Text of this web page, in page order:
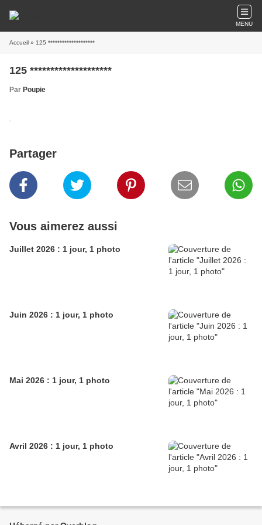
MENU
Accueil » 125 ********************
125 ********************
Par Poupie
Partager
Vous aimerez aussi
Juillet 2026 : 1 jour, 1 photo
Juin 2026 : 1 jour, 1 photo
Mai 2026 : 1 jour, 1 photo
Avril 2026 : 1 jour, 1 photo